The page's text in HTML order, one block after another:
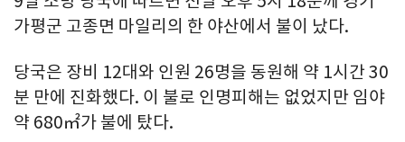
가평군 고종면 마일리의 한 야산에서 불이 났다.
당국은 장비 12대와 인원 26명을 동원해 약 1시간 30
분 만에 진화했다. 이 불로 인명피해는 없었지만 임야
약 680㎡가 불에 탔다.